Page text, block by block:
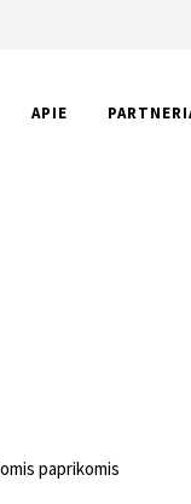
APIE